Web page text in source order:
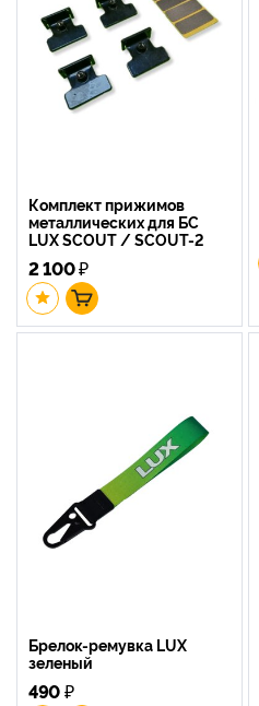
Комплект прижимов
металлических для БС
LUX SCOUT / SCOUT-2
2 100₽
Брелок-ремувка LUX
зеленый
490₽